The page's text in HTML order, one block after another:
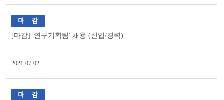
[마감] '연구기획팀' 채용 (신입/경력)
2021-07-02